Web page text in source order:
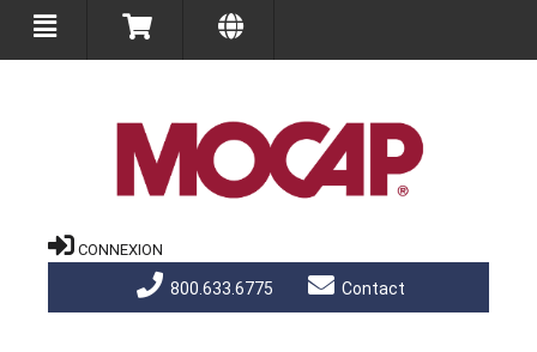
CONNEXION
800.633.6775 Contact